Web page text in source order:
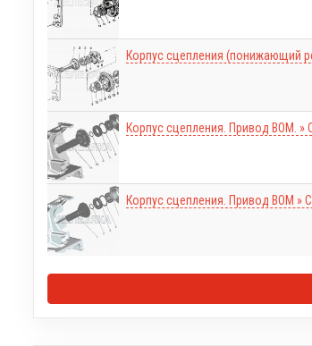
Корпус сцепления (понижающий
Корпус сцепления. Привод ВОМ. »
Корпус сцепления. Привод ВОМ »